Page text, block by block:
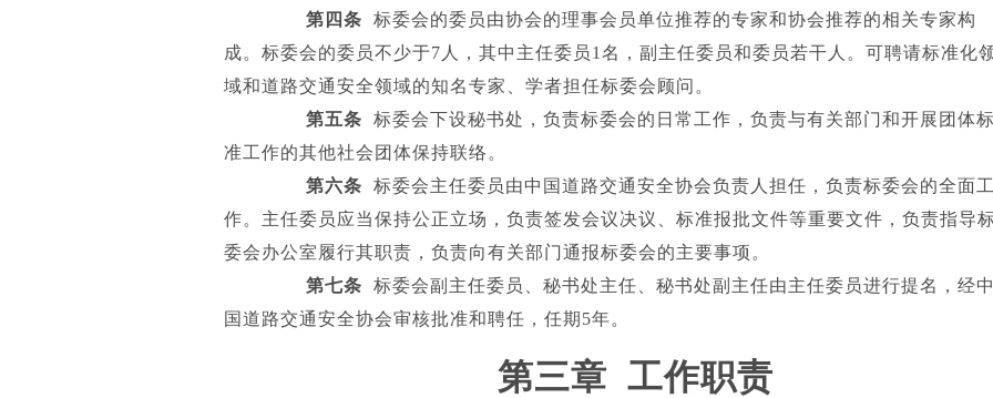
第四条 标委会的委员由协会的理事会员单位推荐的专家和协会推荐的相关专家构
成。标委会的委员不少于7人，其中主任委员1名，副主任委员和委员若干人。可聘请标准化
域和道路交通安全领域的知名专家、学者担任标委会顾问。
第五条 标委会下设秘书处，负责标委会的日常工作，负责与有关部门和开展团体
准工作的其他社会团体保持联络。
第六条 标委会主任委员由中国道路交通安全协会负责人担任，负责标委会的全面
作。主任委员应当保持公正立场，负责签发会议决议、标准报批文件等重要文件，负责指导
委会办公室履行其职责，负责向有关部门通报标委会的主要事项。
第七条 标委会副主任委员、秘书处主任、秘书处副主任由主任委员进行提名，经
国道路交通安全协会审核批准和聘任，任期5年。
第三章 工作职责